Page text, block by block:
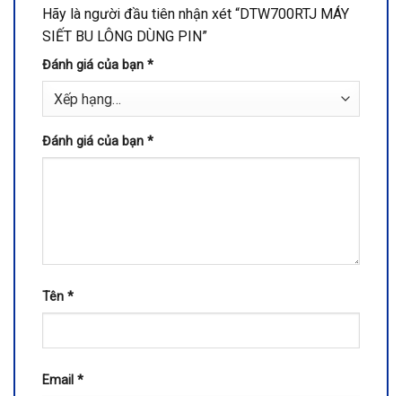
Hãy là người đầu tiên nhận xét “DTW700RTJ MÁY
SIẾT BU LÔNG DÙNG PIN”
Đánh giá của bạn *
Đánh giá của bạn *
Tên *
Email *